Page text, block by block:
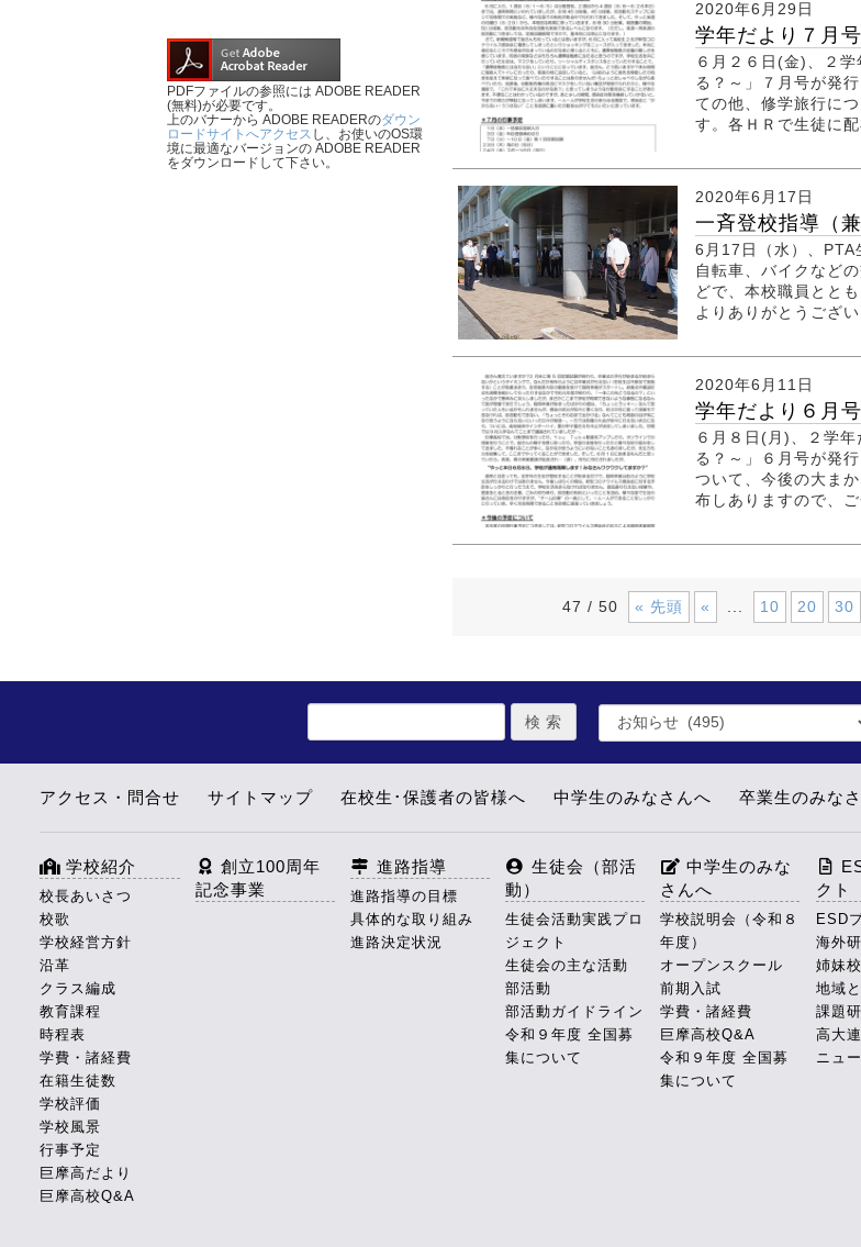
2020年6月29日
学年だより７月
６月２６日(金)、２
る？～」７月号が発
ての他、修学旅行に
す。各ＨＲで生徒に
2020年6月17日
一斉登校指導（
6月17日（水）、PTA
自転車、バイクなど
どで、本校職員とと
よりありがとうござ
2020年6月11日
学年だより６月
６月８日(月)、２学
る？～」６月号が発
ついて、今後の大ま
布しありますので、
47 / 50 « 先頭 « ... 10 20 30
PDFファイルの参照には ADOBE READER
(無料)が必要です。
上のバナーから ADOBE READERのダウン
ロードサイトへアクセス し、お使いのOS環
境に最適なバージョンの ADOBE READER
をダウンロードして下さい。
アクセス・問合せ サイトマップ 在校生･保護者の皆様へ 中学生のみなさんへ 卒業生のみな
学校紹介
校長あいさつ
校歌
学校経営方針
沿革
クラス編成
教育課程
時程表
学費・諸経費
在籍生徒数
学校評価
学校風景
行事予定
巨摩高だより
巨摩高校Q&A
創立100周年
記念事業
進路指導
進路指導の目標
具体的な取り組み
進路決定状況
生徒会（部活
動）
生徒会活動実践プロ
ジェクト
生徒会の主な活動
部活動
部活動ガイドライン
令和９年度 全国募
集について
中学生のみな
さんへ
学校説明会（令和８
年度）
オープンスクール
前期入試
学費・諸経費
巨摩高校Q&A
令和９年度 全国募
集について
クト
ESD
海外
姉妹
地域
課題
高大
ニュ